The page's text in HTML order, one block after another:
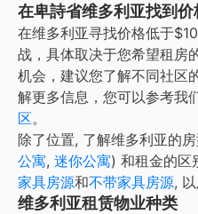
在卑詩省维多利亚找到
在维多利亚寻找价格低于
战，具体取决于您希望租房
机会，建议您了解不同社区
解更多信息，您可以参考我
区。
除了位置, 了解维多利亚的
公寓, 迷你公寓) 和租金的区
家具房源和不带家具房源, 以
维多利亚租赁物业种类